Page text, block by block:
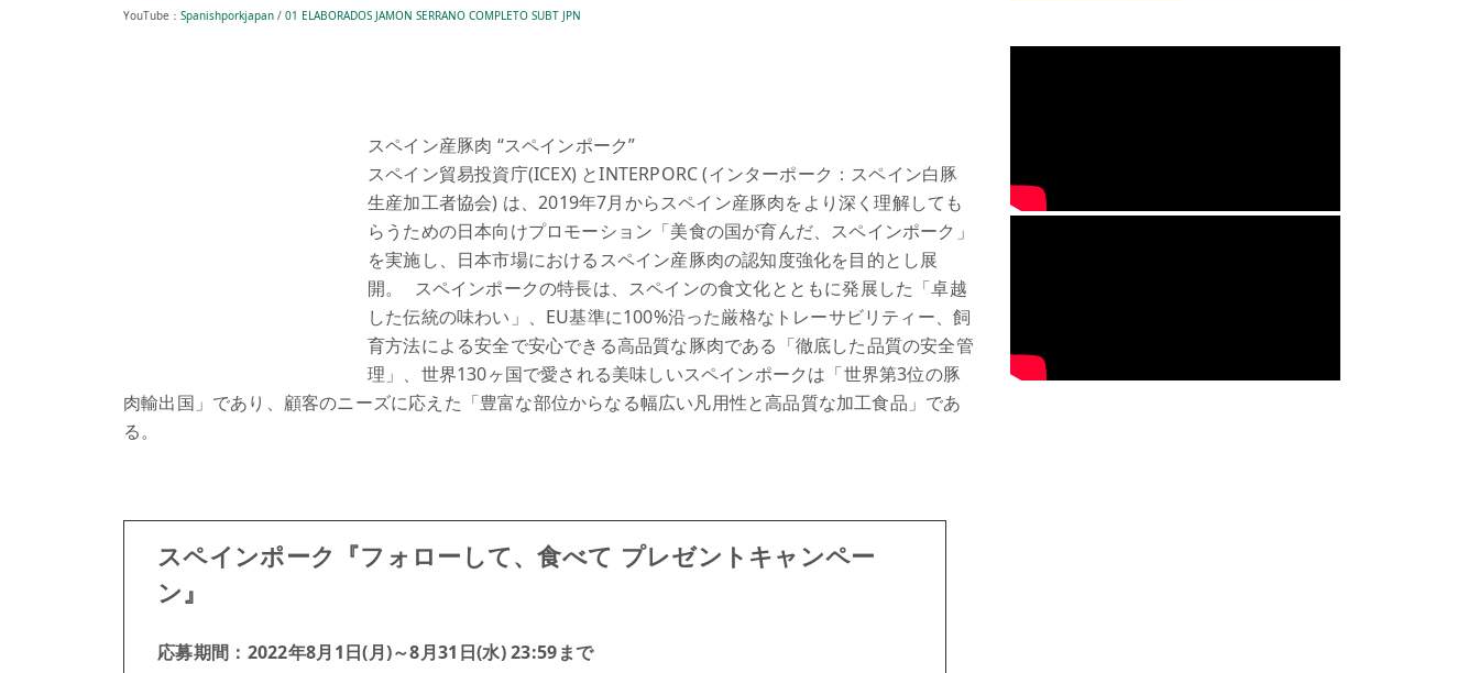
YouTube： Spanishporkjapan / 01 ELABORADOS JAMON SERRANO COMPLETO SUBT JPN
スペイン産豚肉 “スペインポーク”
スペイン貿易投資庁(ICEX) とINTERPORC (インターポーク：スペイン白豚
生産加工者協会) は、2019年7月からスペイン産豚肉をより深く理解しても
らうための日本向けプロモーション「美食の国が育んだ、スペインポーク」
を実施し、日本市場におけるスペイン産豚肉の認知度強化を目的とし展
開。 スペインポークの特長は、スペインの食文化とともに発展した「卓越
した伝統の味わい」、EU基準に100%沿った厳格なトレーサビリティー、飼
育方法による安全で安心できる高品質な豚肉である「徹底した品質の安全管
理」、世界130ヶ国で愛される美味しいスペインポークは「世界第3位の豚
肉輸出国」であり、顧客のニーズに応えた「豊富な部位からなる幅広い凡用性と高品質な加工食品」であ
る。
スペインポーク『フォローして、食べて プレゼントキャンペー
ン』
応募期間：2022年8月1日(月)～8月31日(水) 23:59まで